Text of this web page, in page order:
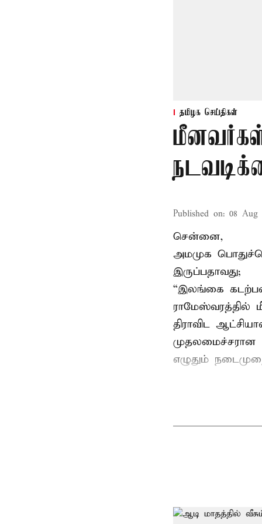
தமிழக செய்திகள்
மீனவர்கள்
Published on: 08 Aug
சென்னை,
அமமுக
இருப்பதாவது;
“இலங்கை
ராமேஸ்வரத்தில்
திராவிட
முதலமைச்சரான
எழுதும்